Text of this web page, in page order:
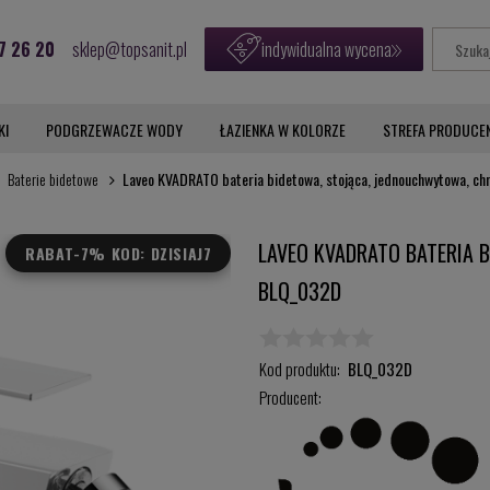
26 20 sklep@topsanit.pl indywidualna wycena
PODGRZEWACZE WODY ŁAZIENKA W KOLORZE STREFA
Baterie bidetowe Laveo KVADRATO bateria bidetowa, stojąca, jednouchwytowa,
LAVEO KVADRATO BATERIA
BLQ_032D
RABAT-7% KOD: DZISIAJ7
Kod produktu: BLQ_032D
Producent: